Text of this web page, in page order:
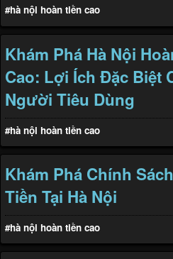
#hà nội hoàn tiền cao
Khám Phá Hà Nội
Cao: Lợi Ích Đặc Biệt
Người Tiêu Dùng
#hà nội hoàn tiền cao
Khám Phá Chính
Tiền Tại Hà Nội
#hà nội hoàn tiền cao